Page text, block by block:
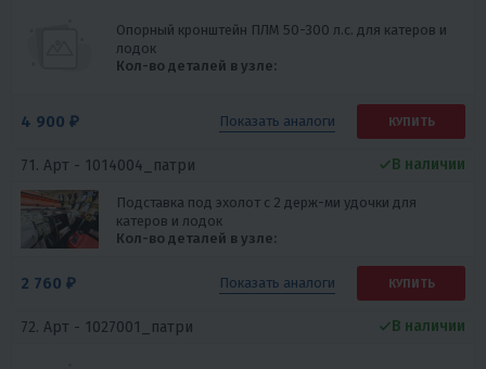
Опорный кронштейн ПЛМ 50-300 л.с. для катеров и
лодок
Кол-во деталей в узле:
4 900 ₽ Показать аналоги КУПИТЬ
71. Арт - 1014004_патри
Подставка под эхолот с 2 держ-ми удочки для
катеров и лодок
Кол-во деталей в узле:
В наличии
2 760 ₽ Показать аналоги КУПИТЬ
72. Арт - 1027001_патри В наличии